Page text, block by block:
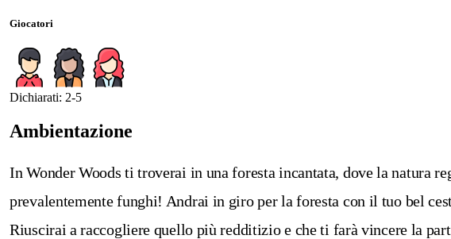
Giocatori
Dichiarati: 2-5
Ambientazione
In Wonder Woods ti troverai in una foresta incantata, dove la natura
prevalentemente funghi! Andrai in giro per la foresta con il tuo bel
Riuscirai a raccogliere quello più redditizio e che ti farà vincere la